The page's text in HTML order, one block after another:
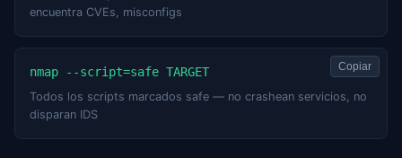
encuentra CVEs, misconfigs
nmap --script=safe TARGET
Todos los scripts marcados safe — no crashean servicios, no
disparan IDS
Copiar